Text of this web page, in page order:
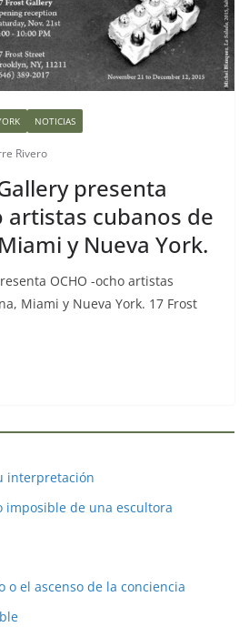
NOTICIAS
Rivero
presenta
artistas cubanos de
y Nueva York.
OCHO -ocho artistas
Miami y Nueva York. 17 Frost
interpretación
imposible de una escultora
o el ascenso de la conciencia